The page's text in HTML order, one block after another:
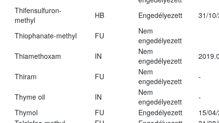
Thifensulfuron-
methyl
HB Engedélyezett 31/
Thiophanate-methyl FU
Nem
engedélyezett
Thiamethoxam
IN
Nem
engedélyezett
Thiram FU
Nem
engedélyezett
-
Thyme oil IN
Nem
engedélyezett
-
Thymol
FU Engedélyezett
15/